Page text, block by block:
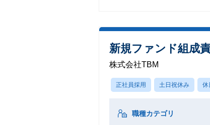
新規ファンド組成
株式会社TBM
正社員採用 土日祝休み 休
職種カテゴリ